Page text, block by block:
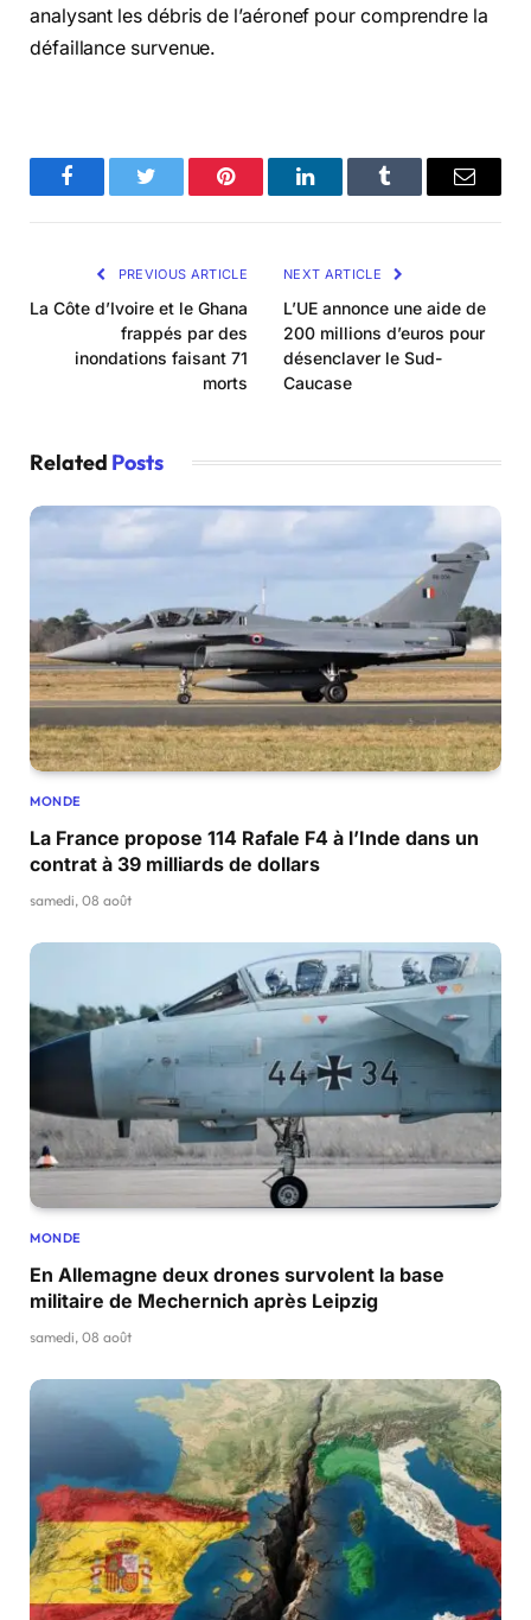
analysant les débris de l’aéronef pour comprendre la
défaillance survenue.
FacebookTwitter Pinterest LinkedInTumblr Email
PREVIOUS ARTICLE
La Côte d’Ivoire et le Ghana
frappés par des
inondations faisant 71
morts
NEXT ARTICLE
L’UE annonce une aide de
200 millions d’euros pour
désenclaver le Sud-
Caucase
Related Posts
MONDE
La France propose 114 Rafale F4 à l’Inde dans un
contrat à 39 milliards de dollars
samedi, 08 août
MONDE
En Allemagne deux drones survolent la base
militaire de Mechernich après Leipzig
samedi, 08 août